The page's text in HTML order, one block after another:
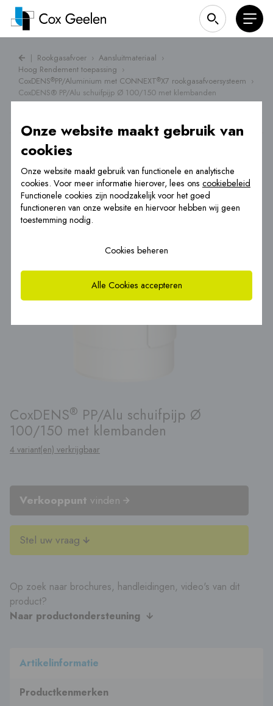
| Rookgasafvoer › Aansluitmateriaal ›
Hoog Rendement toepassing ›
CoxDENS®PP/Aluminium met CONNEXT®X7 rookgasafvoersysteem ›
CoxDENS® PP/Alu schuifpijp Ø 100/150 met klembanden
CoxDENS® PP/Alu schuifpijp Ø
100/150 met klembanden
4 variant(en) verkrijgbaar
Verkooppunt vinden
Stel uw vraag
Op zoek naar brochures, handleidingen, video's van dit
product?
Naar productondersteuning
Artikelinformatie
Productkenmerken
Onze website maakt gebruik van
cookies
Onze website maakt gebruik van functionele en analytische
cookies. Voor meer informatie hierover, lees ons cookiebeleid
Functionele cookies zijn noodzakelijk voor het goed
functioneren van onze website en hiervoor hebben wij geen
toestemming nodig.
Cookies beheren
Alle Cookies accepteren